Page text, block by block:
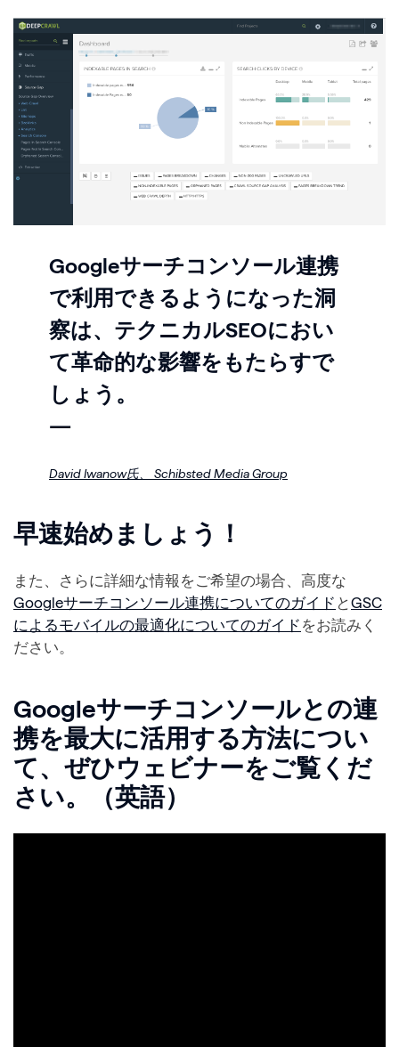
Googleサーチコンソール連携
で利用できるようになった洞
察は、テクニカルSEOにおい
て革命的な影響をもたらすで
しょう。
—
David Iwanow氏、 Schibsted Media Group
早速始めましょう！
また、さらに詳細な情報をご希望の場合、高度な
Googleサーチコンソール連携についてのガイド とGSC
によるモバイルの最適化についてのガイド をお読みく
ださい。
Googleサーチコンソールとの連
携を最大に活用する方法につい
て、ぜひウェビナーをご覧くだ
さい。（英語）